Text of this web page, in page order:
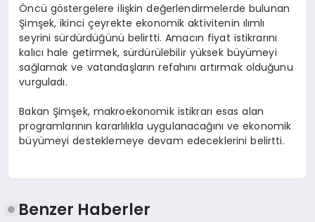
Öncü göstergelere ilişkin değerlendirmelerde bulunan
Şimşek, ikinci çeyrekte ekonomik aktivitenin ılımlı
seyrini sürdürdüğünü belirtti. Amacın fiyat istikrarını
kalıcı hale getirmek, sürdürülebilir yüksek büyümeyi
sağlamak ve vatandaşların refahını artırmak olduğunu
vurguladı.
Bakan Şimşek, makroekonomik istikrarı esas alan
programlarının kararlılıkla uygulanacağını ve ekonomik
büyümeyi desteklemeye devam edeceklerini belirtti.
Benzer Haberler